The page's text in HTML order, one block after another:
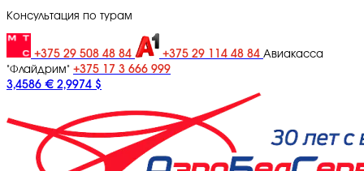
Консультация по турам
+375 29 508 48 84 +375 29 114 48 84 Авиакасса
"Флайдрим" +375 17 3 666 999
3,4586 € 2,9974 $